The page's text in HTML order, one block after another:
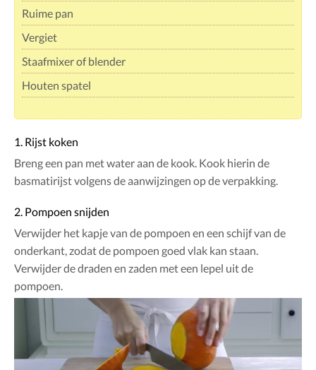
Ruime pan
Vergiet
Staafmixer of blender
Houten spatel
1. Rijst koken
Breng een pan met water aan de kook. Kook hierin de
basmatirijst volgens de aanwijzingen op de verpakking.
2. Pompoen snijden
Verwijder het kapje van de pompoen en een schijf van de
onderkant, zodat de pompoen goed vlak kan staan.
Verwijder de draden en zaden met een lepel uit de
pompoen.